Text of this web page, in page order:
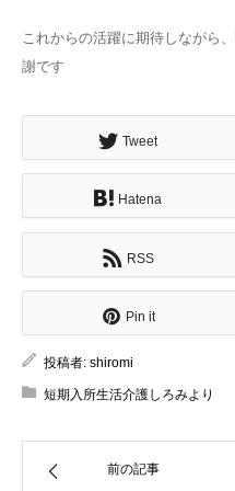
これからの活躍に期待しながら
謝です
Tweet
Hatena
RSS
Pin it
投稿者: shiromi
短期入所生活介護しろみより
前の記事